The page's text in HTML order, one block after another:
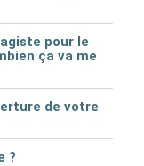
pour le
ça va me
de votre
?